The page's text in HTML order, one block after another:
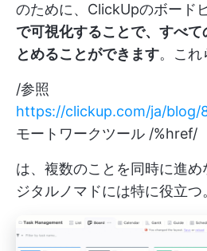
のために、ClickUpのボード
で可視化することで、すべて
とめることができます。これ
/参照
https://clickup.com/ja/blog/
モートワークツール /%href/
は、複数のことを同時に進
ジタルノマドには特に役立つ